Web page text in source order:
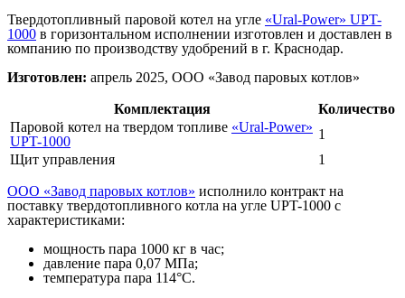
Твердотопливный паровой котел на угле «Ural-Power» UPT-
1000 в горизонтальном исполнении изготовлен и доставлен в
компанию по производству удобрений в г. Краснодар.
Изготовлен: апрель 2025, ООО «Завод паровых котлов»
Комплектация
Количество
Паровой котел на твердом топливе «Ural-Power»
UPT-1000
1
Щит управления
1
ООО «Завод паровых котлов» исполнило контракт на
поставку твердотопливного котла на угле UPT-1000 с
характеристиками:
мощность пара 1000 кг в час;
давление пара 0,07 МПа;
температура пара 114°С.